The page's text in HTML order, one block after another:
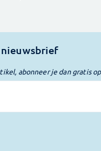
abonneer je dan gratis